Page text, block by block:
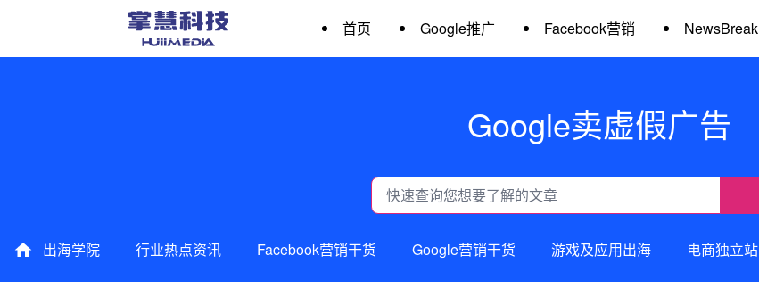
首页 Google推广 Facebook营销 NewsBreak
Google卖虚假广告
出海学院 行业热点资讯 Facebook营销干货 Google营销干货 游戏及应用出海 电商独立站